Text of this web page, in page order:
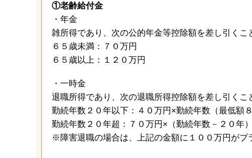
①老齢給付金
・年金
雑所得であり、次の公的年金等控除額を差し引くこ
６５歳未満：７０万円
６５歳以上：１２０万円
・一時金
退職所得であり、次の退職所得控除額を差し引くこ
勤続年数２０年以下：４０万円×勤続年数（最低額８
勤続年数２０年超：７０万円×（勤続年数－２０年
※障害退職の場合は、上記の金額に１００万円がプ